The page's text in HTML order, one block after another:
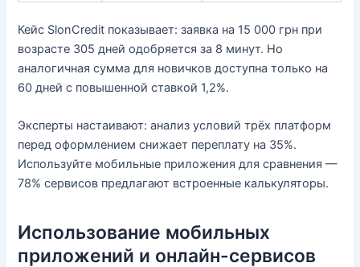
Кейс SlonCredit показывает: заявка на 15 000 грн при
возрасте 305 дней одобряется за 8 минут. Но
аналогичная сумма для новичков доступна только на
60 дней с повышенной ставкой 1,2%.
Эксперты настаивают: анализ условий трёх платформ
перед оформлением снижает переплату на 35%.
Используйте мобильные приложения для сравнения —
78% сервисов предлагают встроенные калькуляторы.
Использование мобильных
приложений и онлайн-сервисов